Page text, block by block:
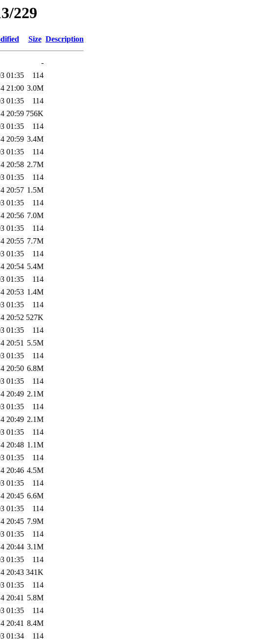
229
Size Description
-
01:35
114
21:00 3.0M
01:35
114
20:59 756K
01:35
114
20:59 3.4M
01:35
114
20:58 2.7M
01:35
114
20:57 1.5M
01:35
114
20:56 7.0M
01:35
114
20:55 7.7M
01:35
114
20:54 5.4M
01:35
114
20:53 1.4M
01:35
114
20:52 527K
01:35
114
20:51 5.5M
01:35
114
20:50 6.8M
01:35
114
20:49 2.1M
01:35
114
20:49 2.1M
01:35
114
20:48 1.1M
01:35
114
20:46 4.5M
01:35
114
20:45 6.6M
01:35
114
20:45 7.9M
01:35
114
20:44 3.1M
01:35
114
20:43 341K
01:35
114
20:41 5.8M
01:35
114
20:41 8.4M
01:34
114